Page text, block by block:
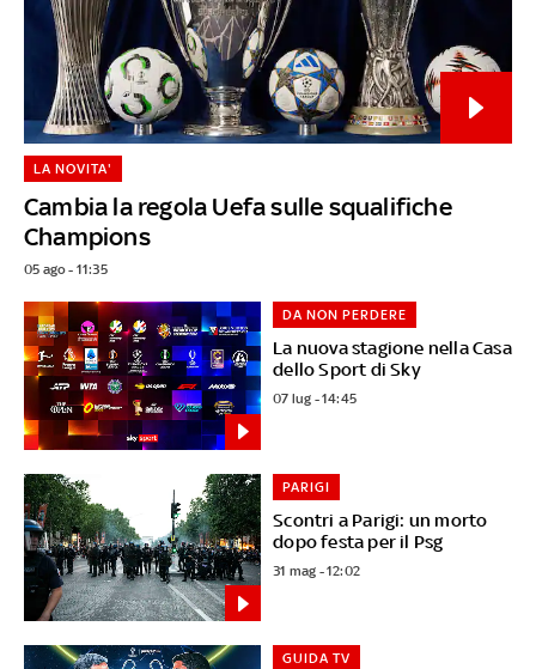
Cambia la regola Uefa sulle squalifiche
Champions
LA NOVITA'
05 ago - 11:35
La nuova stagione nella Casa
dello Sport di Sky
DA NON PERDERE
07 lug - 14:45
Scontri a Parigi: un morto
dopo festa per il Psg
PARIGI
31 mag - 12:02
GUIDA TV